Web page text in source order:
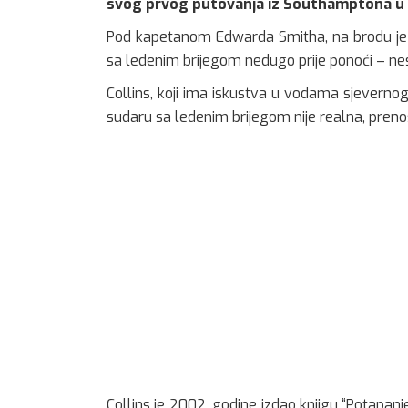
Pod kapetanom Edwarda Smitha, na brodu
sa ledenim brijegom nedugo prije ponoći –
Collins, koji ima iskustva u vodama
sudaru sa ledenim brijegom nije realna,